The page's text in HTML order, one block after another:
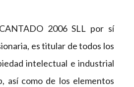
2006 SLL por sí
es titular de todos los
intelectual e industrial
así como de los elementos